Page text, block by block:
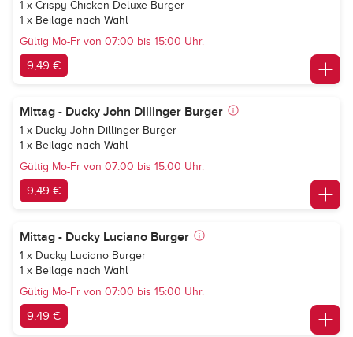
1 x Crispy Chicken Deluxe Burger
1 x Beilage nach Wahl
Gültig Mo-Fr von 07:00 bis 15:00 Uhr.
9,49 €
Mittag - Ducky John Dillinger Burger
1 x Ducky John Dillinger Burger
1 x Beilage nach Wahl
Gültig Mo-Fr von 07:00 bis 15:00 Uhr.
9,49 €
Mittag - Ducky Luciano Burger
1 x Ducky Luciano Burger
1 x Beilage nach Wahl
Gültig Mo-Fr von 07:00 bis 15:00 Uhr.
9,49 €